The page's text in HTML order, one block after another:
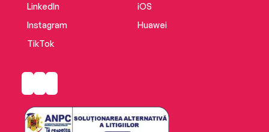
LinkedIn
Instagram
TikTok
iOS
Huawei